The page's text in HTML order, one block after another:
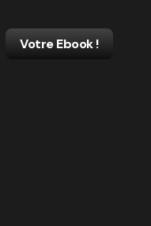
Votre Ebook !